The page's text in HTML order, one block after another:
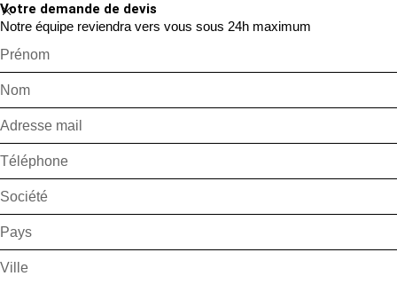
Votre demande de devis
Notre équipe reviendra vers vous sous 24h maximum